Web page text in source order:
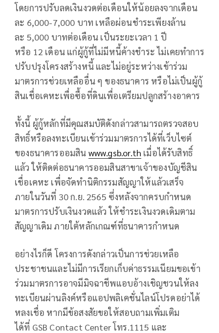
โดยการปรับลดเงินงวดต่อเดือนให้น้อยลงจากเดือน
ละ 6,000-7,000 บาท เหลือผ่อนชำระเพียงล้าน
ละ 5,000 บาทต่อเดือน เป็นระยะเวลา 1 ปี
หรือ 12 เดือน แก่ผู้กู้ที่ไม่มีหนี้ค้างชำระ ไม่เคยทำการ
ปรับปรุงโครงสร้างหนี้ และไม่อยู่ระหว่างเข้าร่วม
มาตรการช่วยเหลืออื่น ๆ ของธนาคาร หรือไม่เป็นผู้กู้
สินเชื่อเคหะเพื่อซื้อที่ดินเพื่อเตรียมปลูกสร้างอาคาร
ทั้งนี้ ผู้กู้หลักที่มีคุณสมบัติดังกล่าวสามารถตรวจสอบ
สิทธิ์หรือลงทะเบียนเข้าร่วมมาตรการได้ที่เว็บไซต์
ของธนาคารออมสิน www.gsb.or.th เมื่อได้รับสิทธิ์
แล้ว ให้ติดต่อธนาคารออมสินสาขาเจ้าของบัญชีสิน
เชื่อเคหะ เพื่อจัดทำนิติกรรมสัญญาให้แล้วเสร็จ
ภายในวันที่ 30 ก.ย. 2565 ซึ่งหลังจากครบกำหนด
มาตรการปรับเงินงวดแล้ว ให้ชำระเงินงวดเดิมตาม
สัญญาเดิม ภายใต้หลักเกณฑ์ที่ธนาคารกำหนด
อย่างไรก็ดี โครงการดังกล่าวเป็นการช่วยเหลือ
ประชาชนและไม่มีการเรียกเก็บค่าธรรมเนียมขอเข้า
ร่วมมาตรการอาจมีมิจฉาชีพแอบอ้างเชิญชวนให้ลง
ทะเบียนผ่านลิงค์หรือแอปพลิเคชั่นไลน์โปรดอย่าได้
หลงเชื่อ หากมีข้อสงสัยขอให้สอบถามเพิ่มเติม
ได้ที่ GSB Contact Center โทร.1115 และ